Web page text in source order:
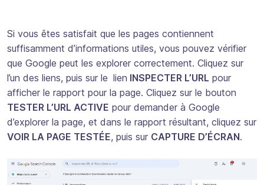
Si vous êtes satisfait que les pages contiennent
suffisamment d’informations utiles, vous pouvez vérifier
que Google peut les explorer correctement. Cliquez sur
l’un des liens, puis sur le lien INSPECTER L’URL pour
afficher le rapport pour la page. Cliquez sur le bouton
TESTER L’URL ACTIVE pour demander à Google
d’explorer la page, et dans le rapport résultant, cliquez sur
VOIR LA PAGE TESTÉE, puis sur CAPTURE D’ÉCRAN.